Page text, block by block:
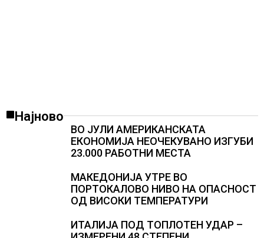
Најново
ВО ЈУЛИ АМЕРИКАНСКАТА
ЕКОНОМИЈА НЕОЧЕКУВАНО ИЗГУБИ
23.000 РАБОТНИ МЕСТА
МАКЕДОНИЈА УТРЕ ВО
ПОРТОКАЛОВО НИВО НА ОПАСНОСТ
ОД ВИСОКИ ТЕМПЕРАТУРИ
ИТАЛИЈА ПОД ТОПЛОТЕН УДАР –